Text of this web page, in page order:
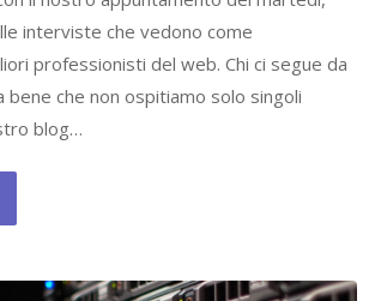
interviste che vedono come
professionisti del web. Chi ci segue da
bene che non ospitiamo solo singoli
blog…